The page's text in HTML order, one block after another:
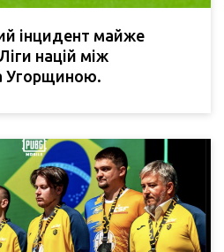
інцидент майже
націй між
Угорщиною.